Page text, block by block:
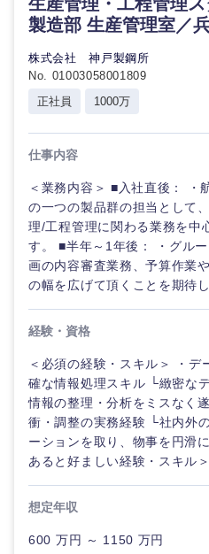
滋賀県
製造部 生産管理室／
株式会社 神戸製鋼所
No. 01003058001809
正社員
1000万
仕事内容
＜業務内容＞ ■入社直後： ・
の一つの製品群の担当として
理/工程管理に関わる業務を中
す。 ■半年～1年後： ・グル
画の内容審査業務、予算作業
の幅を広げて頂くことを期待
経験・資格
＜必須の経験・スキル＞ ・デ
確な情報処理スキル └緻密な
情報の整理・分析をミスなく
衝・調整の実務経験 └社内外
ーションを取り、物事を円滑
あると好ましい経験・スキル
想定年収
600 万円 ～ 1150 万円